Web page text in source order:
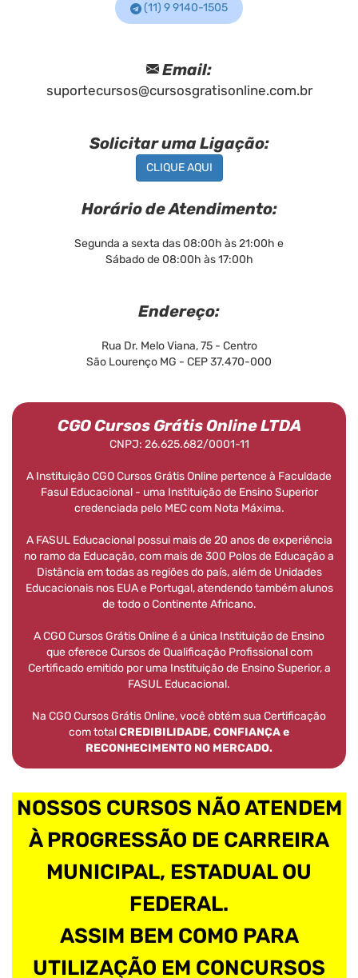
(11) 9 9140-1505
Email:
suportecursos@cursosgratisonline.com.br
Solicitar uma Ligação:
CLIQUE AQUI
Horário de Atendimento:
Segunda a sexta das 08:00h às 21:00h e
Sábado de 08:00h às 17:00h
Endereço:
Rua Dr. Melo Viana, 75 - Centro
São Lourenço MG - CEP 37.470-000
CGO Cursos Grátis Online LTDA
CNPJ: 26.625.682/0001-11
A Instituição CGO Cursos Grátis Online pertence à Faculdade
Fasul Educacional - uma Instituição de Ensino Superior
credenciada pelo MEC com Nota Máxima.
A FASUL Educacional possui mais de 20 anos de experiência
no ramo da Educação, com mais de 300 Polos de Educação a
Distância em todas as regiões do país, além de Unidades
Educacionais nos EUA e Portugal, atendendo também alunos
de todo o Continente Africano.
A CGO Cursos Grátis Online é a única Instituição de Ensino
que oferece Cursos de Qualificação Profissional com
Certificado emitido por uma Instituição de Ensino Superior, a
FASUL Educacional.
Na CGO Cursos Grátis Online, você obtém sua Certificação
com totalCREDIBILIDADE, CONFIANÇA e
RECONHECIMENTO NO MERCADO.
NOSSOS CURSOS NÃO ATENDEM
À PROGRESSÃO DE CARREIRA
MUNICIPAL, ESTADUAL OU
FEDERAL.
ASSIM BEM COMO PARA
UTILIZAÇÃO EM CONCURSOS